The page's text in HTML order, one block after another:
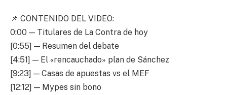
📌 CONTENIDO DEL VIDEO:
0:00 — Titulares de La Contra de hoy
[0:55] — Resumen del debate
[4:51] — El «rencauchado» plan de Sánchez
[9:23] — Casas de apuestas vs el MEF
[12:12] — Mypes sin bono